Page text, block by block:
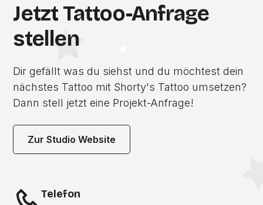
Jetzt Tattoo-Anfrage
stellen
Dir gefällt was du siehst und du möchtest dein
nächstes Tattoo mit Shorty's Tattoo umsetzen?
Dann stell jetzt eine Projekt-Anfrage!
Zur Studio Website
Telefon